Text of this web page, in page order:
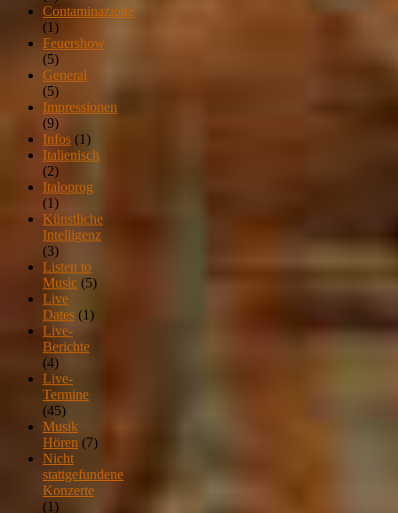
Contaminazione
(1)
Feuershow
(5)
General
(5)
Impressionen
(9)
Infos (1)
Italienisch
(2)
Italoprog
(1)
Künstliche
Intelligenz
(3)
Listen to
Music (5)
Live
Dates (1)
Live-
Berichte
(4)
Live-
Termine
(45)
Musik
Hören (7)
Nicht
stattgefundene
Konzerte
(1)